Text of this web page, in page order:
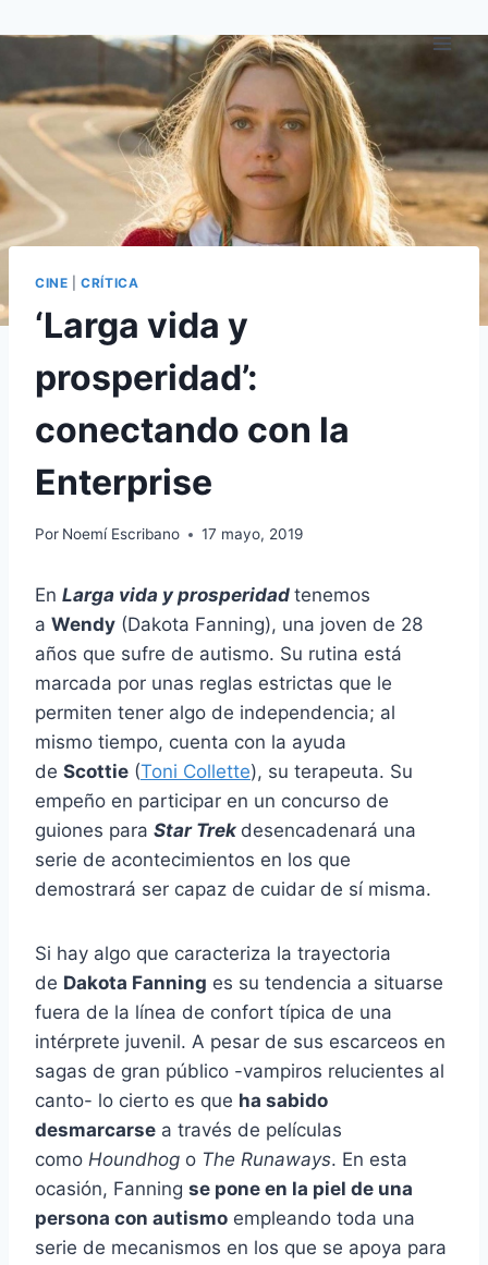
al
CINE |CRÍTICA
‘Larga vida y
prosperidad’:
conectando con la
Enterprise
Por Noemí Escribano 17 mayo, 2019
En Larga vida y prosperidad tenemos
a Wendy (Dakota Fanning), una joven de 28
años que sufre de autismo. Su rutina está
marcada por unas reglas estrictas que le
permiten tener algo de independencia; al
mismo tiempo, cuenta con la ayuda
de Scottie (Toni Collette), su terapeuta. Su
empeño en participar en un concurso de
guiones para Star Trek desencadenará una
serie de acontecimientos en los que
demostrará ser capaz de cuidar de sí misma.
Si hay algo que caracteriza la trayectoria
de Dakota Fanning es su tendencia a situarse
fuera de la línea de confort típica de una
intérprete juvenil. A pesar de sus escarceos en
sagas de gran público -vampiros relucientes al
canto- lo cierto es que ha sabido
desmarcarse a través de películas
como Houndhog o The Runaways. En esta
ocasión, Fanning se pone en la piel de una
persona con autismo empleando toda una
serie de mecanismos en los que se apoya para